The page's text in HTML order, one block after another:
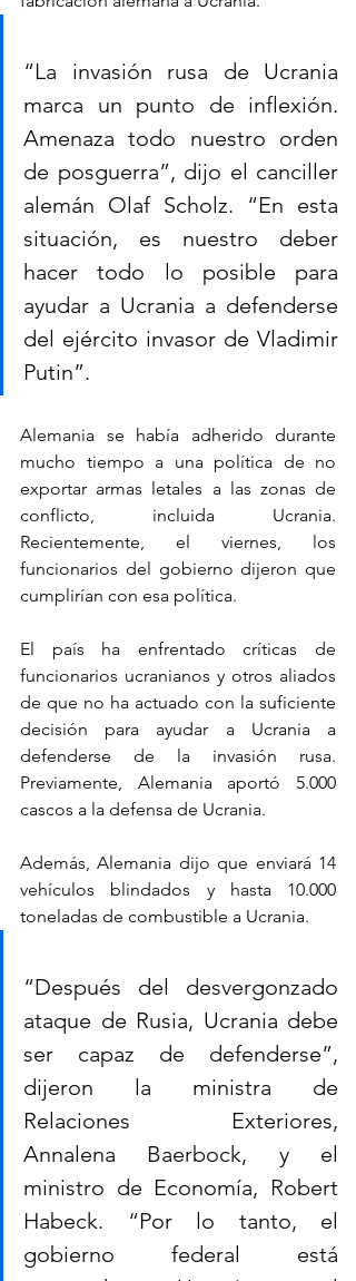
“La invasión rusa de Ucrania
marca un punto de inflexión.
Amenaza todo nuestro orden
de posguerra”, dijo el canciller
alemán Olaf Scholz. “En esta
situación, es nuestro deber
hacer todo lo posible para
ayudar a Ucrania a defenderse
del ejército invasor de Vladimir
Putin”.
Alemania se había adherido durante
mucho tiempo a una política de no
exportar armas letales a las zonas de
conflicto, incluida Ucrania.
Recientemente, el viernes, los
funcionarios del gobierno dijeron que
cumplirían con esa política.
El país ha enfrentado críticas de
funcionarios ucranianos y otros aliados
de que no ha actuado con la suficiente
decisión para ayudar a Ucrania a
defenderse de la invasión rusa.
Previamente, Alemania aportó 5.000
cascos a la defensa de Ucrania.
Además, Alemania dijo que enviará 14
vehículos blindados y hasta 10.000
toneladas de combustible a Ucrania.
“Después del desvergonzado
ataque de Rusia, Ucrania debe
ser capaz de defenderse”,
dijeron la ministra de
Relaciones Exteriores,
Annalena Baerbock, y el
ministro de Economía, Robert
Habeck. “Por lo tanto, el
gobierno federal está